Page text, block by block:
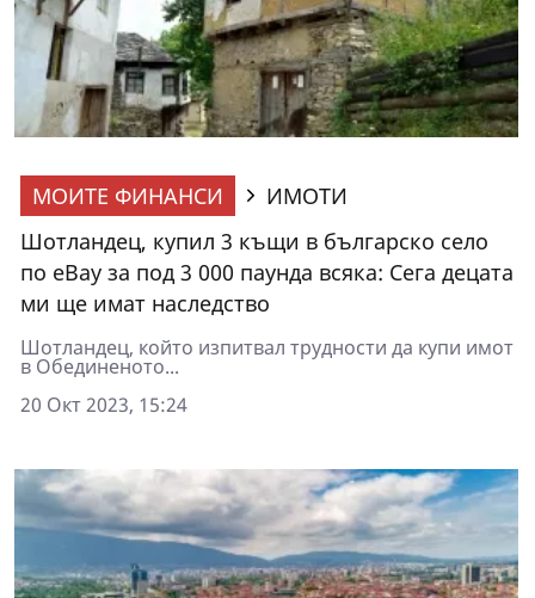
МОИТЕ ФИНАНСИ
ИМОТИ
Шотландец, купил 3 къщи в българско село
по eBay за под 3 000 паунда всяка: Сега децата
ми ще имат наследство
Шотландец, който изпитвал трудности да купи имот
в Обединеното...
20 Окт 2023, 15:24